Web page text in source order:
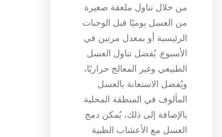
من خلال تناول ملعقة صغيرة
من العسل يوميًا قبل الوجبات
الرئيسية أو بمعدل مرتين في
الأسبوع. يُفضل تناول العسل
الطبيعي وغير المعالج حراريًا،
ويُفضل الاستعانة بالعسل
المألوف في المنطقة المحلية.
بالإضافة إلى ذلك، يُمكن دمج
العسل مع الأعشاب الطبية